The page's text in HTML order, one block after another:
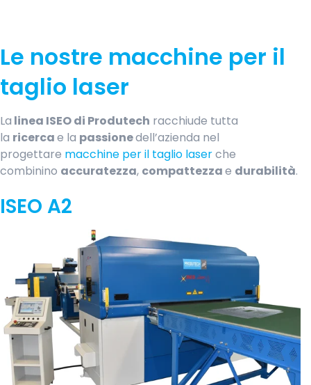
Le nostre macchine per il
taglio laser
La linea ISEO di Produtech racchiude tutta
la ricercae la passionedell’azienda nel
progettare macchine per il taglio laserche
combinino accuratezza, compattezzae durabilità.
ISEO A2